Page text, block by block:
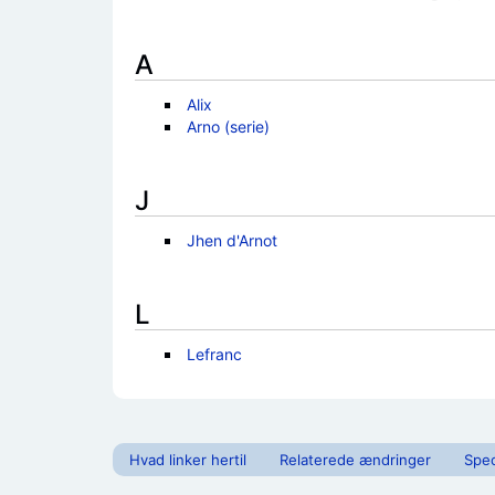
A
Alix
Arno (serie)
J
Jhen d'Arnot
L
Lefranc
Hvad linker hertil Relaterede ændringer